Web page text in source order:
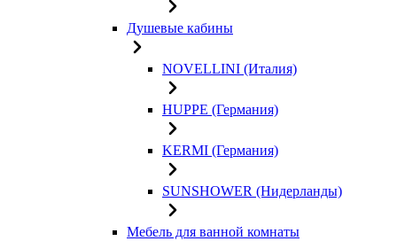
Душевые кабины
NOVELLINI (Италия)
HUPPE (Германия)
KERMI (Германия)
SUNSHOWER (Нидерланды)
Мебель для ванной комнаты